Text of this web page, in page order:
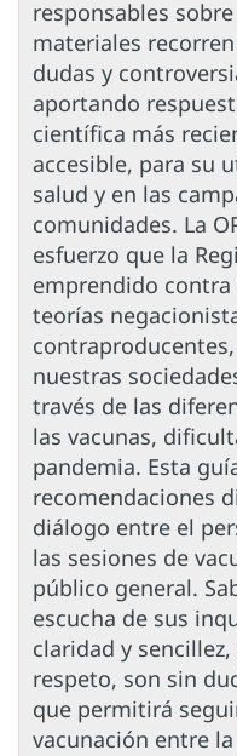
responsables
materiales
dudas y
aportando
científica más
accesible, para su
salud y en las
comunidades. La
esfuerzo que la
emprendido
teorías
nuestras
través de las
las vacunas,
pandemia. Esta
recomendaciones
diálogo entre el
las sesiones de
público general.
escucha de sus
claridad y
respeto, son sin
que permitirá
vacunación entre